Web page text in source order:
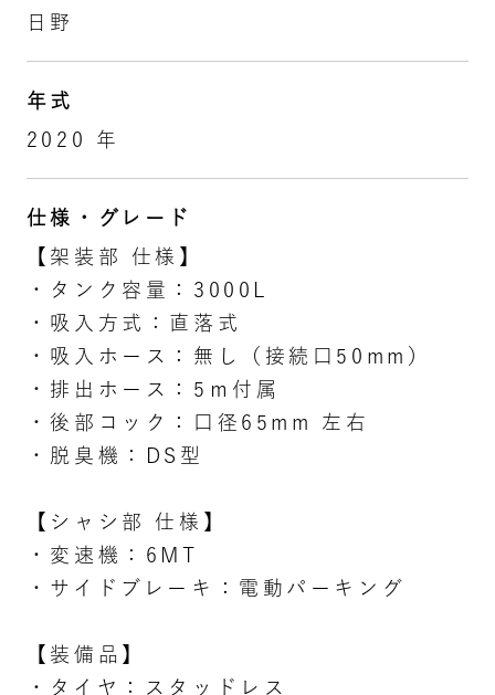
日野
年式
2020 年
仕様・グレード
【架装部 仕様】
・タンク容量：3000L
・吸入方式：直落式
・吸入ホース：無し（接続口50mm）
・排出ホース：5ｍ付属
・後部コック：口径65mm 左右
・脱臭機：DS型
【シャシ部 仕様】
・変速機：6MT
・サイドブレーキ：電動パーキング
【装備品】
・タイヤ：スタッドレス